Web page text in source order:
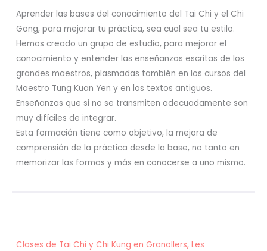
Aprender las bases del conocimiento del Tai Chi y el Chi
Gong, para mejorar tu práctica, sea cual sea tu estilo.
Hemos creado un grupo de estudio, para mejorar el
conocimiento y entender las enseñanzas escritas de los
grandes maestros, plasmadas también en los cursos del
Maestro Tung Kuan Yen y en los textos antiguos.
Enseñanzas que si no se transmiten adecuadamente son
muy difíciles de integrar.
Esta formación tiene como objetivo, la mejora de
comprensión de la práctica desde la base, no tanto en
memorizar las formas y más en conocerse a uno mismo.
Clases de Tai Chi y Chi Kung en Granollers, Les